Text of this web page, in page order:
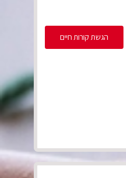
הגשת קורות חיים